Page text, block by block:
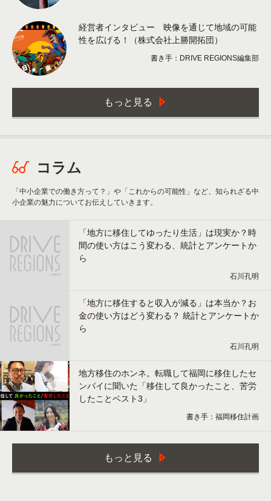
経営者インタビュー 映像を通じて地域の可能
性を広げる！（株式会社上勝開拓団）
書き手：DRIVE REGIONS編集部
もっと見る
コラム
「中小企業での働き方って？」や「これからの可能性」など、知られざる中
小企業の魅力についてお伝えしていきます。
「地方に移住してゆったり生活」は現実か？時
間の使い方はこう変わる、統計とアンケートか
ら
石川孔明
「地方に移住すると収入が減る」は本当か？お
金の使い方はどう変わる？ 統計とアンケートか
ら
石川孔明
地方移住のホンネ。転職して福岡に移住したセ
ンパイに聞いた「移住して良かったこと、苦労
したことベスト3」
書き手：福岡移住計画
もっと見る